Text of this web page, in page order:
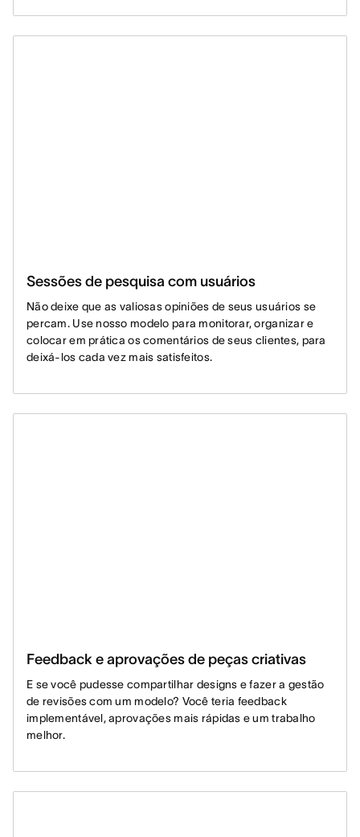
Sessões de pesquisa com usuários
Não deixe que as valiosas opiniões de seus usuários se
percam. Use nosso modelo para monitorar, organizar e
colocar em prática os comentários de seus clientes, para
deixá-los cada vez mais satisfeitos.
Feedback e aprovações de peças criativas
E se você pudesse compartilhar designs e fazer a gestão
de revisões com um modelo? Você teria feedback
implementável, aprovações mais rápidas e um trabalho
melhor.